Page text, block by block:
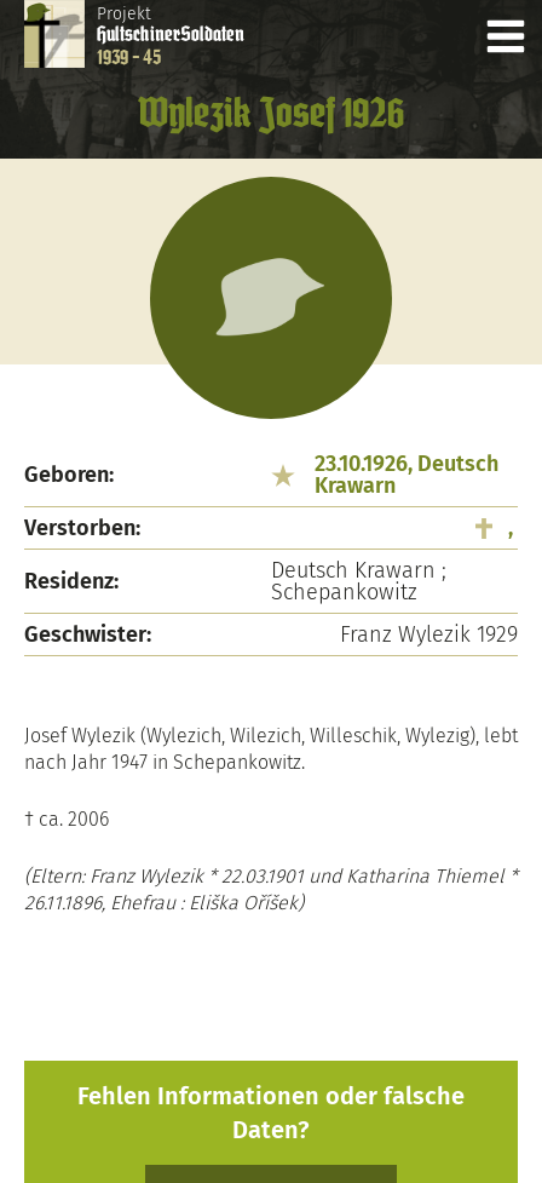
Projekt
HultschinerSoldaten
1939 - 45
Wylezik Josef 1926
Geboren:
23.10.1926, Deutsch
Krawarn
Verstorben:
,
Residenz:
Deutsch Krawarn ;
Schepankowitz
Geschwister:
Franz Wylezik 1929
Josef Wylezik (Wylezich, Wilezich, Willeschik, Wylezig), lebt
nach Jahr 1947 in Schepankowitz.
† ca. 2006
(Eltern: Franz Wylezik * 22.03.1901 und Katharina Thiemel *
26.11.1896, Ehefrau : Eliška Oříšek)
Fehlen Informationen oder falsche
Daten?